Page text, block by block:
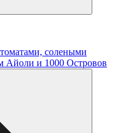
солеными
Айоли и 1000 Островов